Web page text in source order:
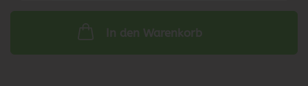
In den Warenkorb